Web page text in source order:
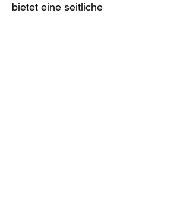
bietet eine seitliche